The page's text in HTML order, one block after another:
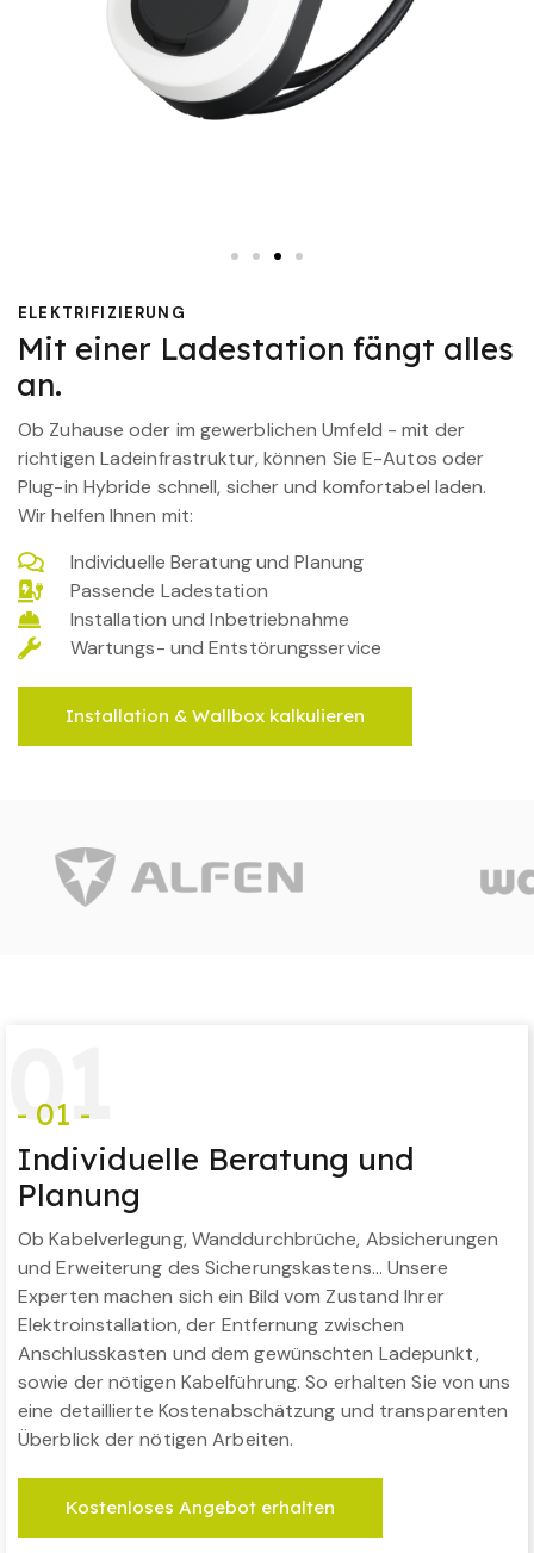
ELEKTRIFIZIERUNG
Mit einer Ladestation fängt alles
an.
Ob Zuhause oder im gewerblichen Umfeld - mit der
richtigen Ladeinfrastruktur, können Sie E-Autos oder
Plug-in Hybride schnell, sicher und komfortabel laden.
Wir helfen Ihnen mit:
Individuelle Beratung und Planung
Passende Ladestation
Installation und Inbetriebnahme
Wartungs- und Entstörungsservice
Installation & Wallbox kalkulieren
01
- 01 -
Individuelle Beratung und
Planung
Ob Kabelverlegung, Wanddurchbrüche, Absicherungen
und Erweiterung des Sicherungskastens… Unsere
Experten machen sich ein Bild vom Zustand Ihrer
Elektroinstallation, der Entfernung zwischen
Anschlusskasten und dem gewünschten Ladepunkt,
sowie der nötigen Kabelführung. So erhalten Sie von uns
eine detaillierte Kostenabschätzung und transparenten
Überblick der nötigen Arbeiten.
Kostenloses Angebot erhalten